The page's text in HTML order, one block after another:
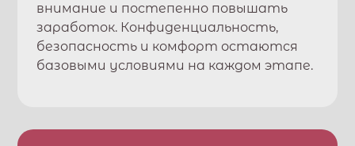
внимание и постепенно повышать
заработок. Конфиденциальность,
безопасность и комфорт остаются
базовыми условиями на каждом этапе.